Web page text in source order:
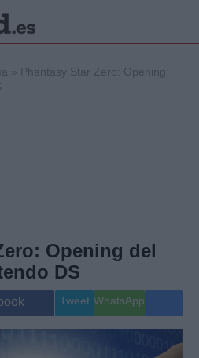
Gente
Musica
» Phantasy Star Zero: Opening
Opening del
DS
Tweet WhatsApp